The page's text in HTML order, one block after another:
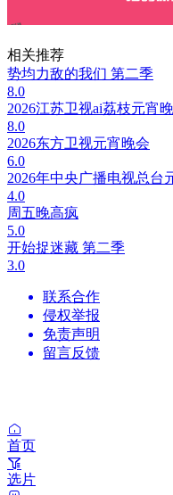
相关推荐
势均力敌的我们 第二季
8.0
2026江苏卫视ai荔枝元宵
8.0
2026东方卫视元宵晚会
6.0
2026年中央广播电视总台
4.0
周五晚高疯
5.0
开始捉迷藏 第二季
3.0
联系合作
侵权举报
免责声明
留言反馈
首页
选片